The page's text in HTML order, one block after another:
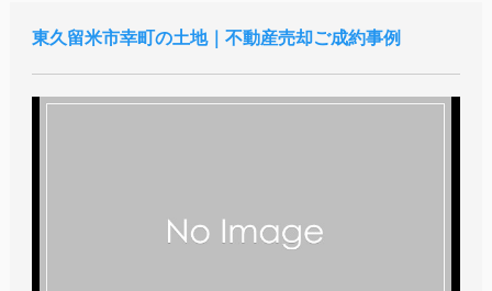
東久留米市幸町の土地｜不動産売却ご成約事例